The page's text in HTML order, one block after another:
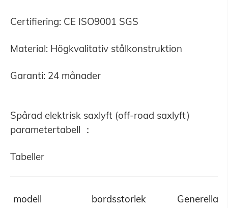
Certifiering: CE ISO9001 SGS
Material: Högkvalitativ stålkonstruktion
Garanti: 24 månader
Spårad elektrisk saxlyft (off-road saxlyft)
parametertabell ：
Tabeller
modell bordsstorlek Generella